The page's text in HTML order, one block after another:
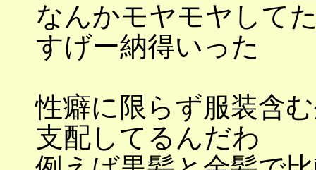
なんかモヤモヤして
すげー納得いった
性癖に限らず服装含
支配してるんだわ